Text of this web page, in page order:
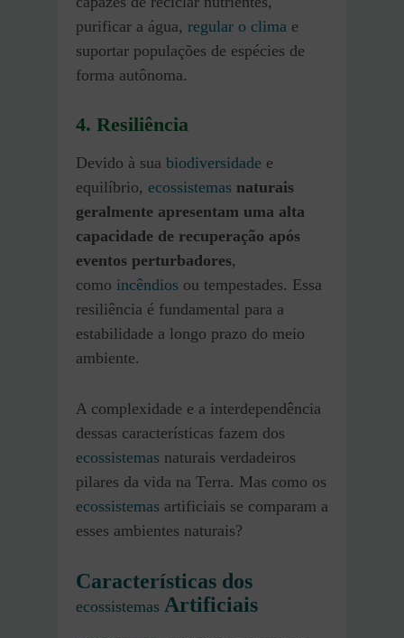
purificar a água, regular o clima e
suportar populações de espécies de
forma autônoma.
4. Resiliência
Devido à sua biodiversidade e
equilíbrio, ecossistemas naturais
geralmente apresentam uma alta
capacidade de recuperação após
eventos perturbadores,
como incêndios ou tempestades. Essa
resiliência é fundamental para a
estabilidade a longo prazo do meio
ambiente.
A complexidade e a interdependência
dessas características fazem dos
ecossistemas naturais verdadeiros
pilares da vida na Terra. Mas como os
ecossistemas artificiais se comparam a
esses ambientes naturais?
Características dos
ecossistemas Artificiais